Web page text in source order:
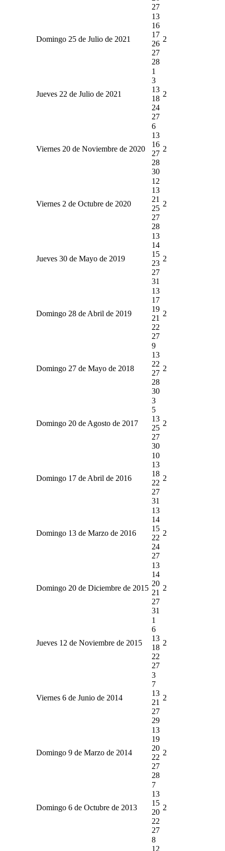
27
Domingo 25 de Julio de 2021
13
16
17
26
27
28
2
Jueves 22 de Julio de 2021
1
3
13
18
24
27
2
Viernes 20 de Noviembre de 2020
6
13
16
27
28
30
2
Viernes 2 de Octubre de 2020
12
13
21
25
27
28
2
Jueves 30 de Mayo de 2019
13
14
15
23
27
31
2
Domingo 28 de Abril de 2019
13
17
19
21
22
27
2
Domingo 27 de Mayo de 2018
9
13
22
27
28
30
2
Domingo 20 de Agosto de 2017
3
5
13
25
27
30
2
Domingo 17 de Abril de 2016
10
13
18
22
27
31
2
Domingo 13 de Marzo de 2016
13
14
15
22
24
27
2
Domingo 20 de Diciembre de 2015
13
14
20
21
27
31
2
Jueves 12 de Noviembre de 2015
1
6
13
18
22
27
2
Viernes 6 de Junio de 2014
3
7
13
21
27
29
2
Domingo 9 de Marzo de 2014
13
19
20
22
27
28
2
Domingo 6 de Octubre de 2013
7
13
15
20
22
27
2
8
12